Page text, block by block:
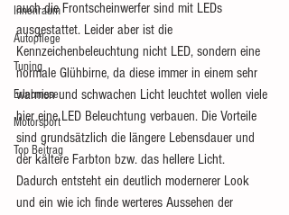
Innenraum
Autopflege
Tuning
Erlebnisse
Motorsport
Top Beitrag
auch die Frontscheinwerfer sind mit LEDs
ausgestattet. Leider aber ist die
Kennzeichenbeleuchtung nicht LED, sondern eine
normale Glühbirne, da diese immer in einem sehr
warmen und schwachen Licht leuchtet wollen viele
hier eine LED Beleuchtung verbauen. Die Vorteile
sind grundsätzlich die längere Lebensdauer und
der kältere Farbton bzw. das hellere Licht.
Dadurch entsteht ein deutlich modernerer Look
und ein wie ich finde werteres Aussehen der